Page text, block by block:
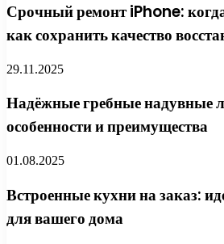
Срочный ремонт iPhone:
как сохранить качество
29.11.2025
Надёжные гребные надувные
особенности и преимущества
01.08.2025
Встроенные кухни на заказ:
для вашего дома